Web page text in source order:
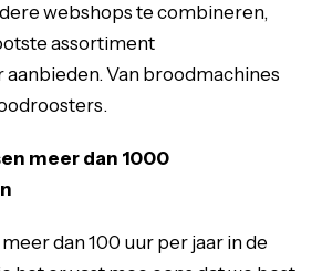
webshops te combineren,
assortiment
Van broodmachines
meer dan 1000
dan 100 uur per jaar in de